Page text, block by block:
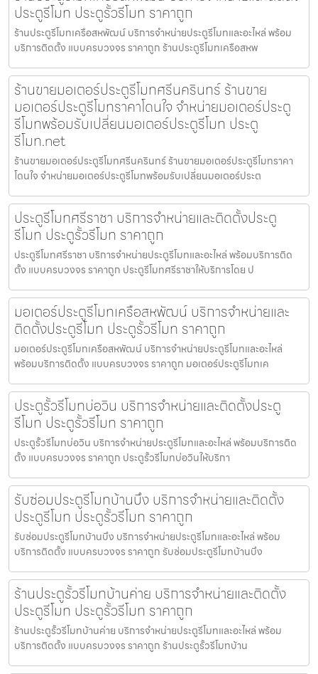
ประตูรีโมท ประตูรั้วรีโมท ราคาถูก
ร้านประตูรีโมทเครือสหพัฒน์ บริการจำหน่ายประตูรีโมทและอะไหล่ พร้อม
บริการติดตั้ง แบบครบวงจร ราคาถูก ร้านประตูรีโมทเครือสหพ
ร้านขายมอเตอร์ประตูรีโมทศรีนครินทร์ ร้านขาย
มอเตอร์ประตูรีโมทราคาโดนใจ จำหน่ายมอเตอร์ประตู
รีโมทพร้อมรับเปลี่ยนมอเตอร์ประตูรีโมท ประตู
รีโมท.net
ร้านขายมอเตอร์ประตูรีโมทศรีนครินทร์ ร้านขายมอเตอร์ประตูรีโมทราคา
โดนใจ จำหน่ายมอเตอร์ประตูรีโมทพร้อมรับเปลี่ยนมอเตอร์ประต
ประตูรีโมทศรีราชา บริการจำหน่ายและติดตั้งประตู
รีโมท ประตูรั้วรีโมท ราคาถูก
ประตูรีโมทศรีราชา บริการจำหน่ายประตูรีโมทและอะไหล่ พร้อมบริการติด
ตั้ง แบบครบวงจร ราคาถูก ประตูรีโมทศรีราชาให้บริการโดย ป
มอเตอร์ประตูรีโมทเครือสหพัฒน์ บริการจำหน่ายและ
ติดตั้งประตูรีโมท ประตูรั้วรีโมท ราคาถูก
มอเตอร์ประตูรีโมทเครือสหพัฒน์ บริการจำหน่ายประตูรีโมทและอะไหล่
พร้อมบริการติดตั้ง แบบครบวงจร ราคาถูก มอเตอร์ประตูรีโมทเค
ประตูรั้วรีโมทบ่อวิน บริการจำหน่ายและติดตั้งประตู
รีโมท ประตูรั้วรีโมท ราคาถูก
ประตูรั้วรีโมทบ่อวิน บริการจำหน่ายประตูรีโมทและอะไหล่ พร้อมบริการติด
ตั้ง แบบครบวงจร ราคาถูก ประตูรั้วรีโมทบ่อวินให้บริกา
รับซ่อมประตูรีโมทบ้านบึง บริการจำหน่ายและติดตั้ง
ประตูรีโมท ประตูรั้วรีโมท ราคาถูก
รับซ่อมประตูรีโมทบ้านบึง บริการจำหน่ายประตูรีโมทและอะไหล่ พร้อม
บริการติดตั้ง แบบครบวงจร ราคาถูก รับซ่อมประตูรีโมทบ้านบึง
ร้านประตูรั้วรีโมทบ้านค่าย บริการจำหน่ายและติดตั้ง
ประตูรีโมท ประตูรั้วรีโมท ราคาถูก
ร้านประตูรั้วรีโมทบ้านค่าย บริการจำหน่ายประตูรีโมทและอะไหล่ พร้อม
บริการติดตั้ง แบบครบวงจร ราคาถูก ร้านประตูรั้วรีโมทบ้าน